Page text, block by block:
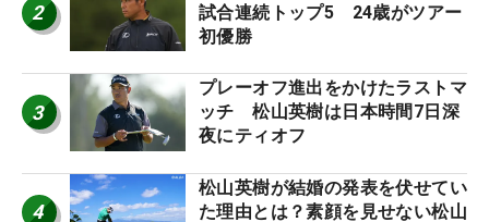
2
試合連続トップ5 24歳がツアー
初優勝
3
プレーオフ進出をかけたラストマ
ッチ 松山英樹は日本時間7日深
夜にティオフ
4
松山英樹が結婚の発表を伏せてい
た理由とは？素顔を見せない松山